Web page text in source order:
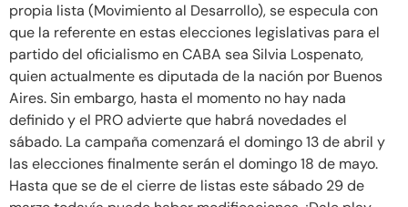
propia lista (Movimiento al Desarrollo), se especula con
que la referente en estas elecciones legislativas para el
partido del oficialismo en CABA sea Silvia Lospenato,
quien actualmente es diputada de la nación por Buenos
Aires. Sin embargo, hasta el momento no hay nada
definido y el PRO advierte que habrá novedades el
sábado. La campaña comenzará el domingo 13 de abril y
las elecciones finalmente serán el domingo 18 de mayo.
Hasta que se de el cierre de listas este sábado 29 de